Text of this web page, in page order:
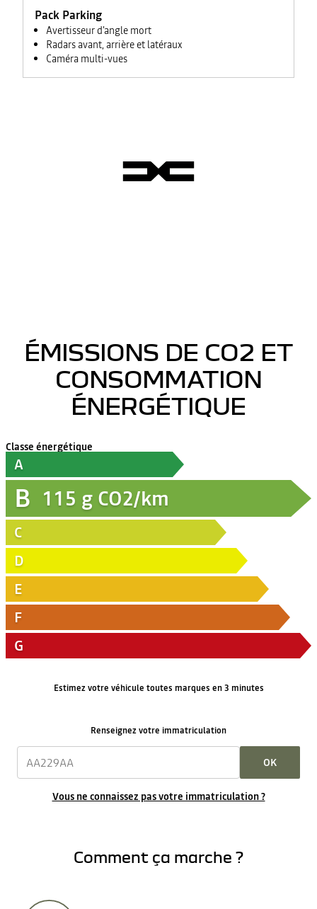
Pack Parking
Avertisseur d'angle mort
Radars avant, arrière et latéraux
Caméra multi-vues
ÉMISSIONS DE CO2 ET
CONSOMMATION
ÉNERGÉTIQUE
Classe énergétique
A
B 115 g CO2/km
C
D
E
F
G
Estimez votre véhicule toutes marques en 3 minutes
Renseignez votre immatriculation
OK
Vous ne connaissez pas votre immatriculation ?
Comment ça marche ?